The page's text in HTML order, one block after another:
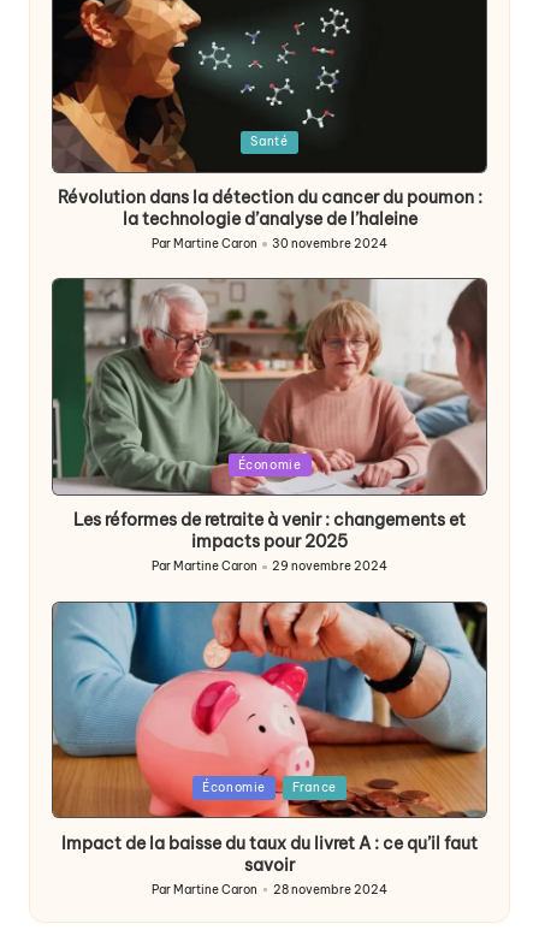
Posted
in
Santé
Révolution dans la détection du cancer du poumon :
la technologie d’analyse de l’haleine
Publié
par
ParMartine Caron 30 novembre 2024
Posted
in
Économie
Les réformes de retraite à venir : changements et
impacts pour 2025
Par Martine Caron 29 novembre 2024
Économie France
Impact de la baisse du taux du livret A : ce qu’il faut
savoir
Publié
par
ParMartine Caron 28 novembre 2024